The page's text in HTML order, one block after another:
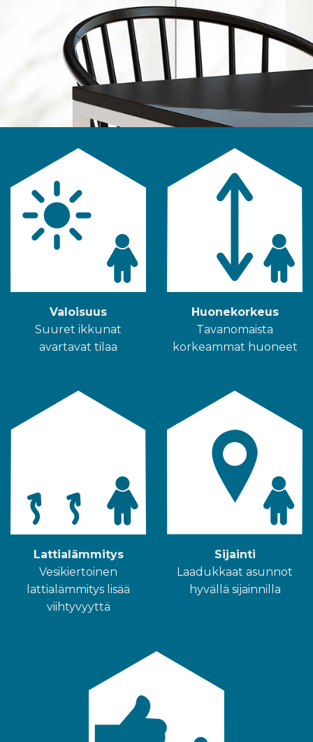
Valoisuus
Suuret ikkunat
avartavat tilaa
Huonekorkeus
Tavanomaista
korkeammat huoneet
Lattialämmitys
Vesikiertoinen
lattialämmitys lisää
viihtyvyyttä
Sijainti
Laadukkaat asunnot
hyvällä sijainnilla